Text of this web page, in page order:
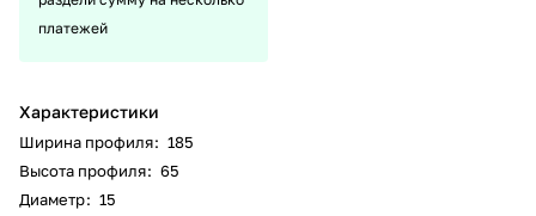
платежей
Характеристики
Ширина профиля: 185
Высота профиля: 65
Диаметр: 15